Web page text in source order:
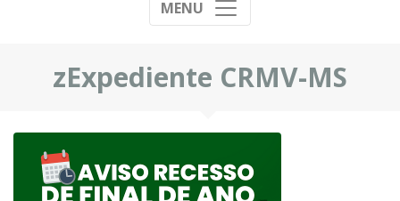
MENU
zExpediente CRMV-MS